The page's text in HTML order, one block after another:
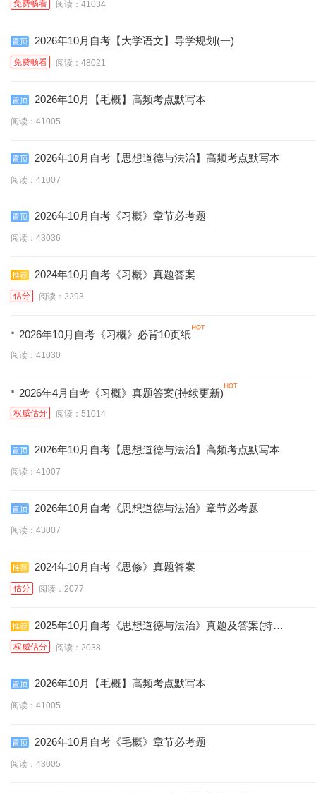
英语（一/专）（代
码:00012/13124） 码:04729）
政治经济学【财经类/
中级】（代
码:00009/14658）
经济法概论（财经类）
基础会计学（代
码:00041） 码:00067）
中国税制（代 中级财务会计（代
码:00156） 码:00157）
政府与事业单位会计 企业管理概论（代
免费畅看 阅读：41034
2026年10月自考【大学语文】导学规划(一)
免费畅看 阅读：48021
2026年10月【毛概】高频考点默写本
阅读：41005
2026年10月自考【思想道德与法治】高频考点默写本
阅读：41007
2026年10月自考《习概》章节必考题
阅读：43036
2024年10月自考《习概》真题答案
估分 阅读：2293
· 2026年10月自考《习概》必背10页纸
阅读：41030
· 2026年4月自考《习概》真题答案(持续更新)
权威估分 阅读：51014
2026年10月自考【思想道德与法治】高频考点默写本
阅读：41007
2026年10月自考《思想道德与法治》章节必考题
阅读：43007
2024年10月自考《思修》真题答案
估分 阅读：2077
2025年10月自考《思想道德与法治》真题及答案(持续
更新)
权威估分 阅读：2038
2026年10月【毛概】高频考点默写本
阅读：41005
2026年10月自考《毛概》章节必考题
阅读：43005